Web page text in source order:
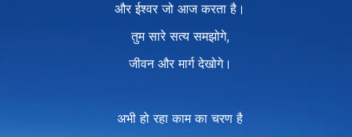
और ईश्वर जो आज करता है।
तुम सारे सत्य समझोगे,
जीवन और मार्ग देखोगे।
अभी हो रहा काम का चरण है